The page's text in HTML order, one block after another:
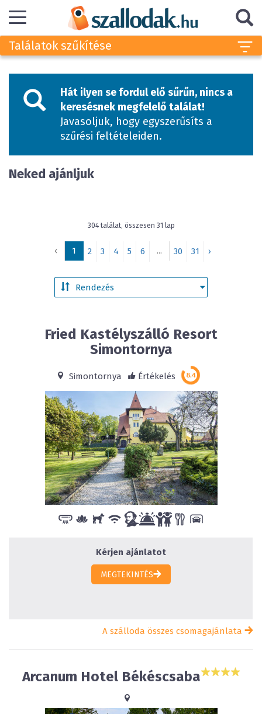
Találatok szűkítése
Hát ilyen se fordul elő sűrűn, nincs a
keresésnek megfelelő találat!
Javasoljuk, hogy egyszerűsíts a
szűrési feltételeiden.
Neked ajánljuk
304 találat, összesen 31 lap
‹ 1 2 3 4 5 6 ... 30 31 ›
Fried Kastélyszálló Resort
Simontornya
Simontornya Értékelés
Kérjen ajánlatot
MEGTEKINTÉS
A szálloda összes csomagajánlata
Arcanum Hotel Békéscsaba